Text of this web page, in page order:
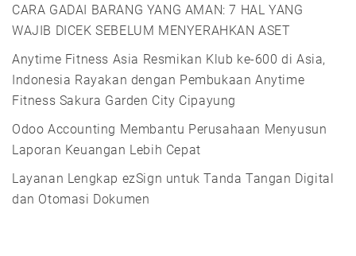
CARA GADAI BARANG YANG AMAN: 7 HAL YANG
WAJIB DICEK SEBELUM MENYERAHKAN ASET
Anytime Fitness Asia Resmikan Klub ke-600 di Asia,
Indonesia Rayakan dengan Pembukaan Anytime
Fitness Sakura Garden City Cipayung
Odoo Accounting Membantu Perusahaan Menyusun
Laporan Keuangan Lebih Cepat
Layanan Lengkap ezSign untuk Tanda Tangan Digital
dan Otomasi Dokumen